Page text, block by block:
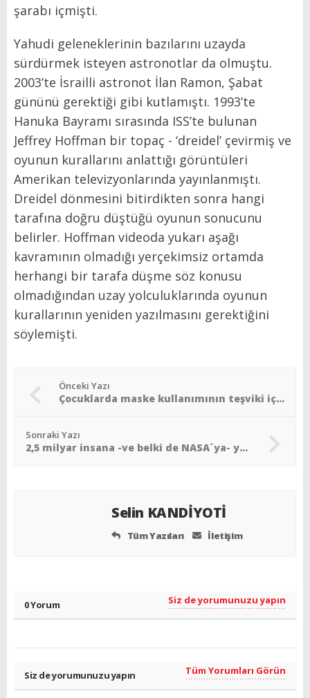
şarabı içmişti.
Yahudi geleneklerinin bazılarını uzayda
sürdürmek isteyen astronotlar da olmuştu.
2003’te İsrailli astronot İlan Ramon, Şabat
gününü gerektiği gibi kutlamıştı. 1993’te
Hanuka Bayramı sırasında ISS’te bulunan
Jeffrey Hoffman bir topaç - ‘dreidel’ çevirmiş ve
oyunun kurallarını anlattığı görüntüleri
Amerikan televizyonlarında yayınlanmıştı.
Dreidel dönmesini bitirdikten sonra hangi
tarafına doğru düştüğü oyunun sonucunu
belirler. Hoffman videoda yukarı aşağı
kavramının olmadığı yerçekimsiz ortamda
herhangi bir tarafa düşme söz konusu
olmadığından uzay yolculuklarında oyunun
kurallarının yeniden yazılmasını gerektiğini
söylemişti.
Önceki Yazı
Çocuklarda maske kullanımının teşviki için 60 Amerikalı doktor bildiri imzaladı
Sonraki Yazı
2,5 milyar insana -ve belki de NASA´ya- yarayacak çok basit bir İsrail icadı
Selin KANDİYOTİ
Tüm Yazıları İletişim
0 Yorum Siz de yorumunuzu yapın
Siz de yorumunuzu yapın Tüm Yorumları Görün